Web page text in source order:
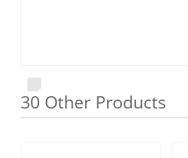
30 Other Products